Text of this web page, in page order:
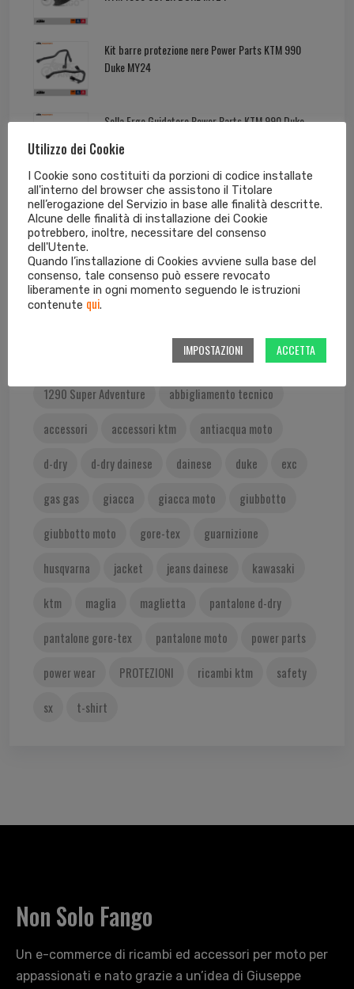
Kit barre protezione nere Power Parts KTM 990
Duke MY24
Sella Ergo Guidatore Power Parts KTM 990 Duke
Tag cloud dei prodotti
125 EXC 125 SX 250 EXC
250 EXC-F
450 EXC
1290 Super Adventure
abbigliamento tecnico
accessori
accessori ktm
antiacqua moto
d-dry
d-dry dainese dainese duke
exc
gas gas
giacca giacca moto
giubbotto
giubbotto moto
gore-tex
guarnizione
husqvarna
jacket jeans dainese
kawasaki
ktm
maglia maglietta
pantalone d-dry
pantalone gore-tex
pantalone moto
power parts
power wear
PROTEZIONI ricambi ktm
safety
sx
t-shirt
Non Solo Fango
Un e-commerce di ricambi ed accessori per moto per
appassionati e nato grazie a un’idea di Giuseppe
Utilizzo dei Cookie
I Cookie sono costituiti da porzioni di codice installate
all'interno del browser che assistono il Titolare
nell’erogazione del Servizio in base alle finalità descritte.
Alcune delle finalità di installazione dei Cookie
potrebbero, inoltre, necessitare del consenso
dell'Utente.
Quando l’installazione di Cookies avviene sulla base del
consenso, tale consenso può essere revocato
liberamente in ogni momento seguendo le istruzioni
contenute qui.
IMPOSTAZIONI ACCETTA